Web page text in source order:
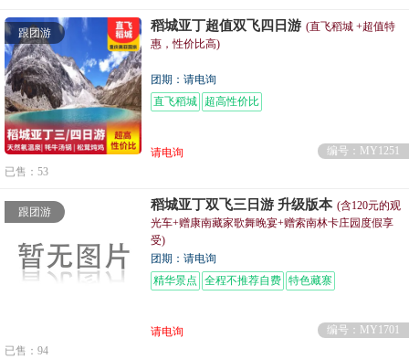
跟团游 稻城亚丁超值双飞四日游 (直飞稻城 +超值特
惠，性价比高)
团期：请电询
直飞稻城
超高性价比
请电询
编号：MY1251
已售：53
跟团游 稻城亚丁双飞三日游 升级版本 (含120元的观
光车+赠康南藏家歌舞晚宴+赠索南林卡庄园度假享
受)
团期：请电询
精华景点
全程不推荐自费 特色藏寨
请电询
编号：MY1701
已售：94